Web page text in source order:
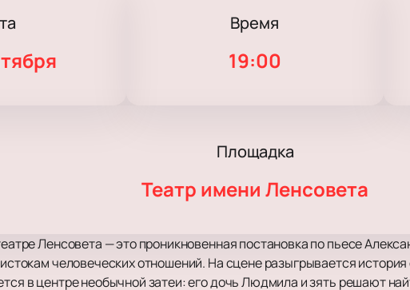
Время
19:00
Площадка
Театр имени Ленсовета
Ленсовета — это проникновенная постановка по пьесе
человеческих отношений. На сцене разыгрывается
в центре необычной затеи: его дочь Людмила и зять решают